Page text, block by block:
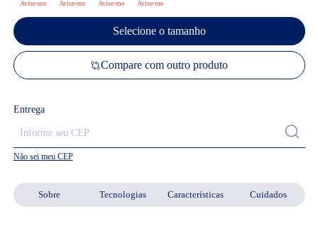
Sobre Tecnologias Características Cuidados
Selecione o tamanho
Compare com outro produto
Entrega
Não sei meu CEP